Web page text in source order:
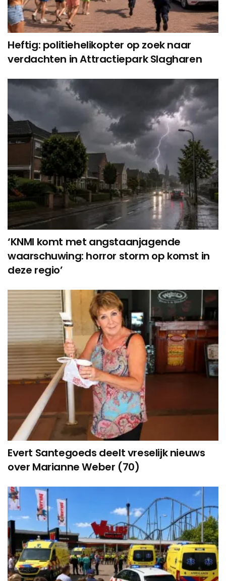
Heftig: politiehelikopter op zoek naar
verdachten in Attractiepark Slagharen
‘KNMI komt met angstaanjagende
waarschuwing: horror storm op komst in
deze regio’
Evert Santegoeds deelt vreselijk nieuws
over Marianne Weber (70)